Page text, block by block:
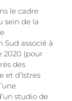
le cadre
sein de la
associé à
2020 (pour
des
et d’Istres
studio de